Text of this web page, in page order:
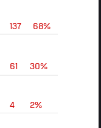
68%
137
30%
61
2%
4